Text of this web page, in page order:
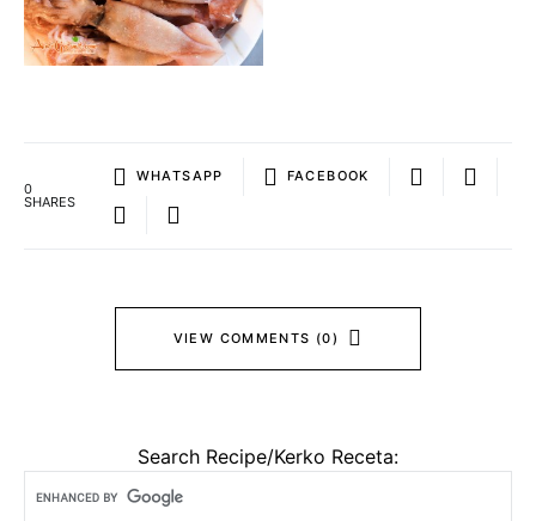
0
SHARES
WHATSAPP FACEBOOK
VIEW COMMENTS (0)
Search Recipe/Kerko Receta: